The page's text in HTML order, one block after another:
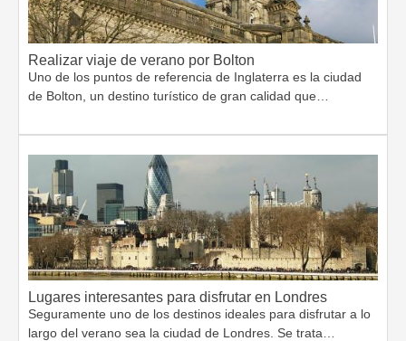
Realizar viaje de verano por Bolton
Uno de los puntos de referencia de Inglaterra es la ciudad
de Bolton, un destino turístico de gran calidad que…
Lugares interesantes para disfrutar en Londres
Seguramente uno de los destinos ideales para disfrutar a lo
largo del verano sea la ciudad de Londres. Se trata…